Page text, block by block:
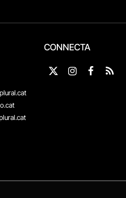
CONNECTA
X
InstagramFacebook
RSS